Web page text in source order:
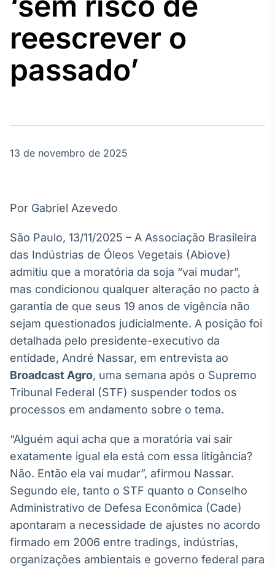
Agro
Tudo sobre o
agronegócio
no Brasil
Broadcast
White Label
Plataforma para
conteúdos
personalizados
Soluções de Dados
e Conteúdos
Broadcast
OTC
Plataforma para
negociação de
Datafeed
APIs para
integração de
conteúdos e
dados
Broadcast
reescrever o
passado’
13 de novembro de 2025
Por Gabriel Azevedo
São Paulo, 13/11/2025 – A Associação Brasileira
das Indústrias de Óleos Vegetais (Abiove)
admitiu que a moratória da soja “vai mudar”,
mas condicionou qualquer alteração no pacto à
garantia de que seus 19 anos de vigência não
sejam questionados judicialmente. A posição foi
detalhada pelo presidente-executivo da
entidade, André Nassar, em entrevista ao
Broadcast Agro, uma semana após o Supremo
Tribunal Federal (STF) suspender todos os
processos em andamento sobre o tema.
“Alguém aqui acha que a moratória vai sair
exatamente igual ela está com essa litigância?
Não. Então ela vai mudar”, afirmou Nassar.
Segundo ele, tanto o STF quanto o Conselho
Administrativo de Defesa Econômica (Cade)
apontaram a necessidade de ajustes no acordo
firmado em 2006 entre tradings, indústrias,
organizações ambientais e governo federal para